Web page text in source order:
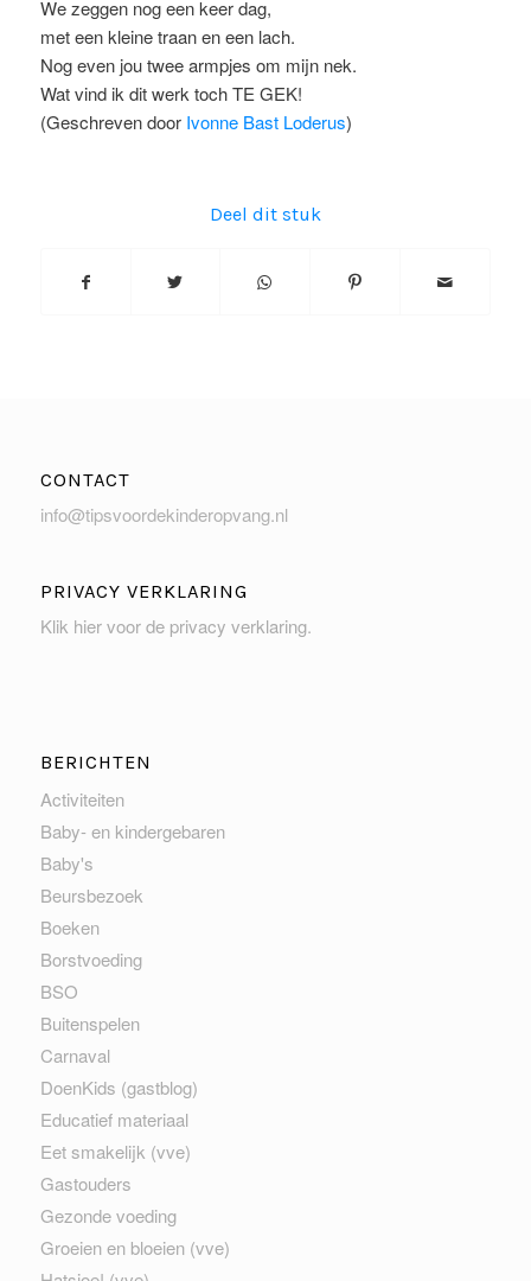
We zeggen nog een keer dag,
met een kleine traan en een lach.
Nog even jou twee armpjes om mijn nek.
Wat vind ik dit werk toch TE GEK!
(Geschreven door Ivonne Bast Loderus)
Deel dit stuk
CONTACT
info@tipsvoordekinderopvang.nl
PRIVACY VERKLARING
Klik hier voor de privacy verklaring.
BERICHTEN
Activiteiten
Baby- en kindergebaren
Baby's
Beursbezoek
Boeken
Borstvoeding
BSO
Buitenspelen
Carnaval
DoenKids (gastblog)
Educatief materiaal
Eet smakelijk (vve)
Gastouders
Gezonde voeding
Groeien en bloeien (vve)